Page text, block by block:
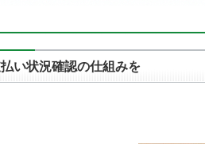
い状況確認の仕組みを